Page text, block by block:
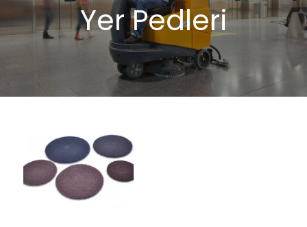
Yer Pedleri